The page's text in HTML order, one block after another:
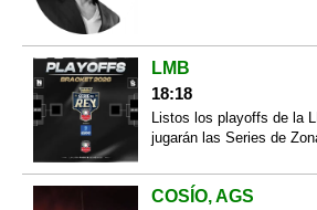
LMB
18:18
Listos los playoffs de la
jugarán las Series de
COSÍO, AGS